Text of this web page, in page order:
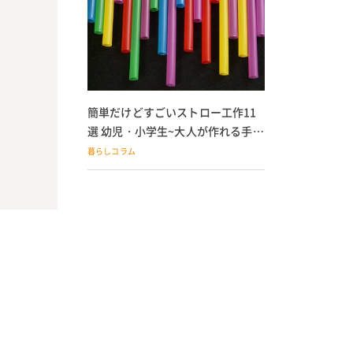
簡単だけどすごいストロー工作11
選 幼児・小学生~大人が作れる手作
りおもちゃ
暮らしコラム